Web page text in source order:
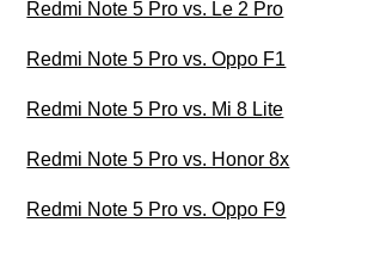
Redmi Note 5 Pro vs. Le 2 Pro
Redmi Note 5 Pro vs. Oppo F1
Redmi Note 5 Pro vs. Mi 8 Lite
Redmi Note 5 Pro vs. Honor 8x
Redmi Note 5 Pro vs. Oppo F9